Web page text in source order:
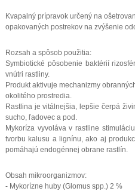
Kvapalný prípravok určený na
opakovaných postrekov na zvýšenie
Rozsah a spôsob použitia:
Symbiotické pôsobenie baktérií
vnútri rastliny.
Produkt aktivuje mechanizmy
okolitého prostredia.
Rastlina je vitálnejšia, lepšie čerpá
sucho, ľadovec a pod.
Mykoríza vyvoláva v rastline
tvorbu kalusu a lignínu, ako aj
pomáhajú endogénnej obrane rastlín.
Obsah mikroorganizmov:
- Mykorízne huby (Glomus spp.) 2 %